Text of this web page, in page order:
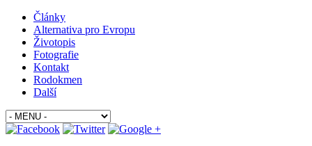
Články
Alternativa pro Evropu
Životopis
Fotografie
Kontakt
Rodokmen
Další